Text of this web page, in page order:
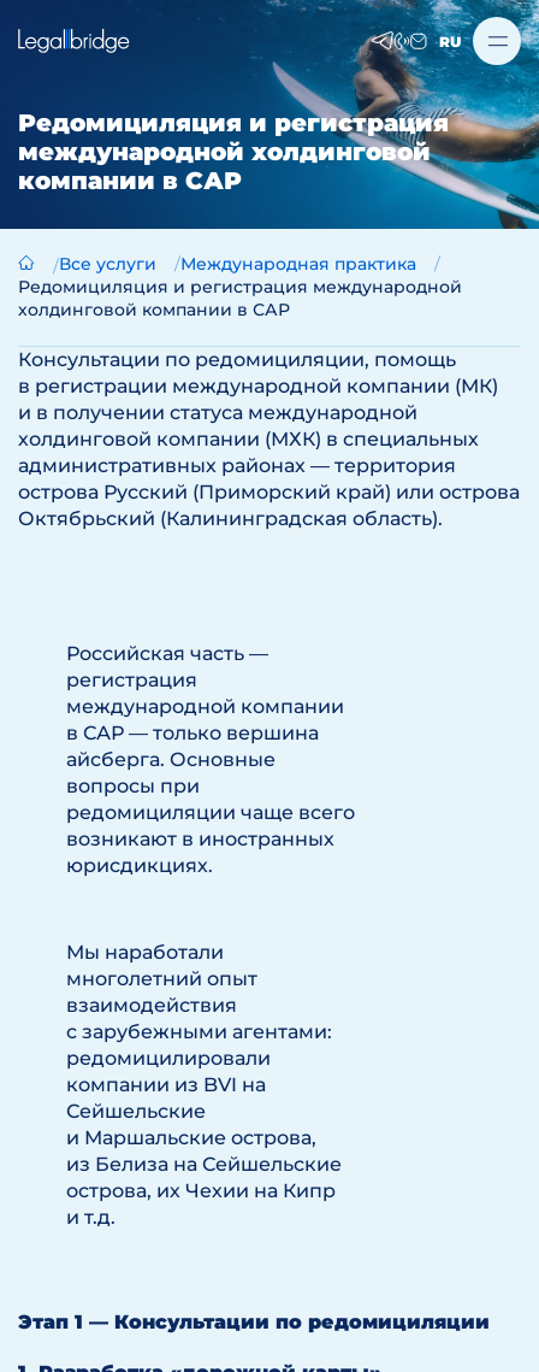
RU
Редомициляция и регистрация
международной холдинговой
компании в САР
Все услуги
Международная практика
Редомициляция и регистрация международной
холдинговой компании в САР
Консультации по редомициляции, помощь
в регистрации международной компании (МК)
и в получении статуса международной
холдинговой компании (МХК) в специальных
административных районах — территория
острова Русский (Приморский край) или острова
Октябрьский (Калининградская область).
Российская часть —
регистрация
международной компании
в САР — только вершина
айсберга. Основные
вопросы при
редомициляции чаще всего
возникают в иностранных
юрисдикциях.
Мы наработали
многолетний опыт
взаимодействия
с зарубежными агентами:
редомицилировали
компании из BVI на
Сейшельские
и Маршальские острова,
из Белиза на Сейшельские
острова, их Чехии на Кипр
и т.д.
Этап 1 — Консультации по редомициляции